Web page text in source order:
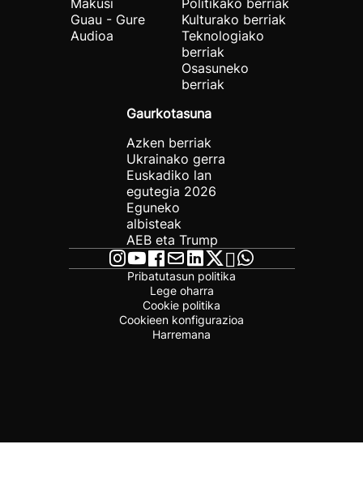
Makusi
Guau - Gure
Audioa
Politikako berriak
Kulturako berriak
Teknologiako
berriak
Osasuneko
berriak
Gaurkotasuna
Azken berriak
Ukrainako gerra
Euskadiko lan
egutegia 2026
Eguneko
albisteak
AEB eta Trump
Pribatutasun politika
Lege oharra
Cookie politika
Cookieen konfigurazioa
Harremana